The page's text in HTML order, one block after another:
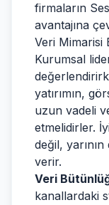
firmaların
avantajına
Veri Mimarisi
Kurumsal
yatırımın,
uzun vadeli
etmelidirler.
değil,
verir.
Veri
kanallardaki